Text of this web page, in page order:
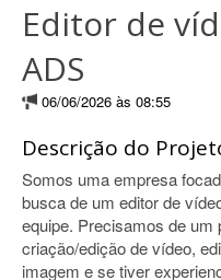
Editor de
ADS
06/06/2026 às 08:55
Descrição do
Somos uma empresa
busca de um editor de
equipe. Precisamos de
criação/edição de vídeo,
imagem e se tiver